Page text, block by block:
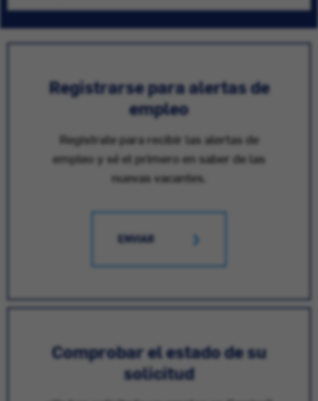
Registrarse para alertas de
empleo
Registrate para recibir las alertas de
empleo y sé el primero en saber de las
nuevas vacantes.
ENVIAR
Comprobar el estado de su
solicitud